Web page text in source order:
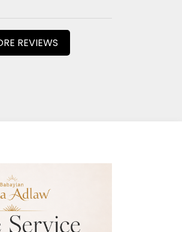
REVIEWS